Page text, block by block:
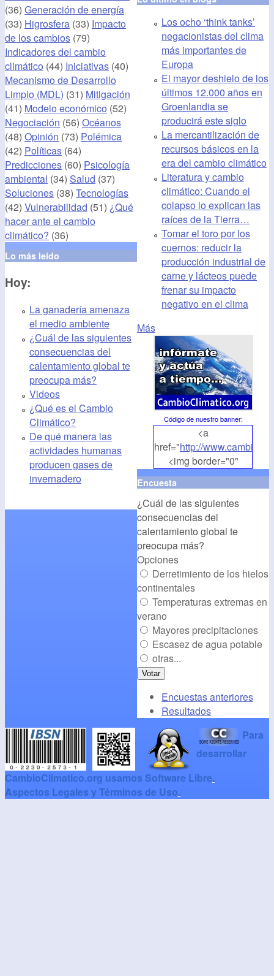
(36) Generación de energía
(33) Higrosfera (33) Impacto
de los cambios (79)
Indicadores del cambio
climático (44) Iniciativas (40)
Mecanismo de Desarrollo
Limpio (MDL) (31) Mitigación
(41) Modelo económico (52)
Negociación (56) Océanos
(48) Opinión (73) Polémica
(42) Políticas (64)
Predicciones (60) Psicología
ambiental (34) Salud (37)
Soluciones (38) Tecnologías
(42) Vulnerabilidad (51) ¿Qué
hacer ante el cambio
climático? (36)
Lo más leído
Hoy:
La ganadería amenaza
el medio ambiente
¿Cuál de las siguientes
consecuencias del
calentamiento global te
preocupa más?
Videos
¿Qué es el Cambio
Climático?
De qué manera las
actividades humanas
producen gases de
invernadero
Los ocho ‘think tanks’
negacionistas del clima
más importantes de
Europa
El mayor deshielo de los
últimos 12.000 años en
Groenlandia se
producirá este siglo
La mercantilización de
recursos básicos en la
era del cambio climático
Literatura y cambio
climático: Cuando el
colapso lo explican las
raíces de la Tierra…
Tomar el toro por los
cuernos: reducir la
producción industrial de
carne y lácteos puede
frenar su impacto
negativo en el clima
Más
Código de nuestro banner:
<a
href="http://
<img border="0"
align="middle"
src="http://
alt="CambioClimatico.org"
/></a>
Encuesta
¿Cuál de las siguientes
consecuencias del
calentamiento global te
preocupa más?
Opciones
Derretimiento de los hielos
continentales
Temperaturas extremas en
verano
Mayores precipitaciones
Escasez de agua potable
otras...
Encuestas anteriores
Resultados
Para
desarrollar
CambioClimatico.org usamos Software Libre.
Aspectos Legales y Términos de Uso.